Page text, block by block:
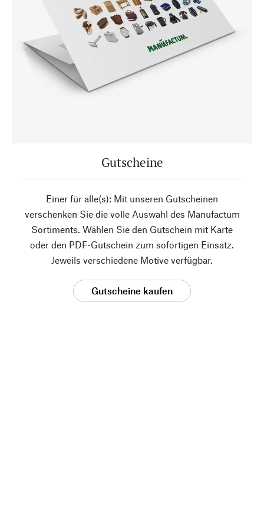
Gutscheine
Einer für alle(s): Mit unseren Gutscheinen
verschenken Sie die volle Auswahl des Manufactum
Sortiments. Wählen Sie den Gutschein mit Karte
oder den PDF-Gutschein zum sofortigen Einsatz.
Jeweils verschiedene Motive verfügbar.
Gutscheine kaufen